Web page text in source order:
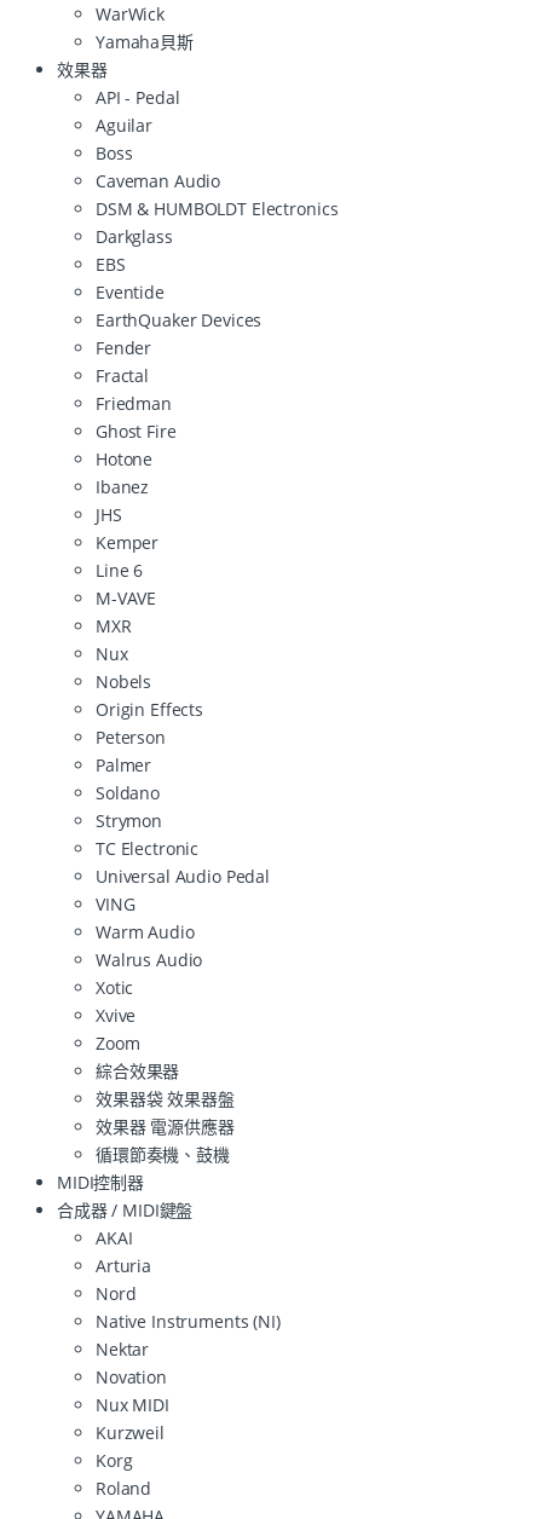
WarWick
Yamaha貝斯
效果器
API - Pedal
Aguilar
Boss
Caveman Audio
DSM & HUMBOLDT Electronics
Darkglass
EBS
Eventide
EarthQuaker Devices
Fender
Fractal
Friedman
Ghost Fire
Hotone
Ibanez
JHS
Kemper
Line 6
M-VAVE
MXR
Nux
Nobels
Origin Effects
Peterson
Palmer
Soldano
Strymon
TC Electronic
Universal Audio Pedal
VING
Warm Audio
Walrus Audio
Xotic
Xvive
Zoom
綜合效果器
效果器袋 效果器盤
效果器 電源供應器
循環節奏機、鼓機
MIDI控制器
合成器 / MIDI鍵盤
AKAI
Arturia
Nord
Native Instruments (NI)
Nektar
Novation
Nux MIDI
Kurzweil
Korg
Roland